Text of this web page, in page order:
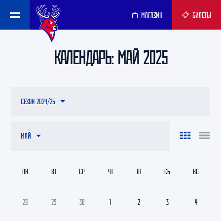
МАГАЗИН БИЛЕТЫ
КАЛЕНДАРЬ: МАЙ 2025
МАЙ
СЕЗОН 2024/25
28 29 30 1 2 3 4
ПН ВТ СР ЧТ ПТ СБ ВС